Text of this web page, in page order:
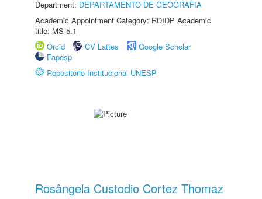
Department: DEPARTAMENTO DE GEOGRAFIA
Academic Appointment Category: RDIDP Academic
title: MS-5.1
Orcid
CV Lattes
Google Scholar
Fapesp
Repositório Institucional UNESP
Rosângela Custodio Cortez Thomaz